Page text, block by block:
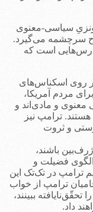
سیاسی-معنوی
سرچشمه می‌گیرد.
است که
روی اسکناس‌های
مردم آمریکا،
معنوی و مادی‌‌اند و
ترامپ نیز
و ثروت
باشند،
فضیلت و
ترامپ در تک‌تک این
ترامپ از خواب
ببینند،
داد.